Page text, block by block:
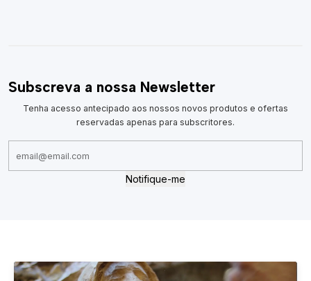
Subscreva a nossa Newsletter
Tenha acesso antecipado aos nossos novos produtos e ofertas
reservadas apenas para subscritores.
Notifique-me